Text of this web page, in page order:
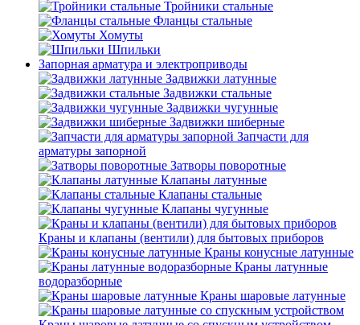
Тройники стальные
Фланцы стальные
Хомуты
Шпильки
Запорная арматура и электроприводы
Задвижки латунные
Задвижки стальные
Задвижки чугунные
Задвижки шиберные
Запчасти для
арматуры запорной
Затворы поворотные
Клапаны латунные
Клапаны стальные
Клапаны чугунные
Краны и клапаны (вентили) для бытовых приборов
Краны конусные латунные
Краны латунные
водоразборные
Краны шаровые латунные